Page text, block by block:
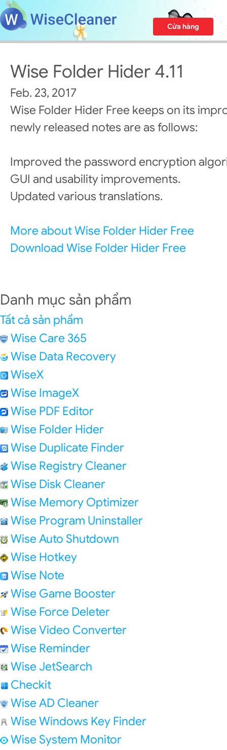
Cửa hàng
Wise Folder Hider 4.11
Feb. 23, 2017
Wise Folder Hider Free keeps on its
newly released notes are as follows:
Improved the password encryption
GUI and usability improvements.
Updated various translations.
More about Wise Folder Hider Free
Download Wise Folder Hider Free
Danh mục sản phẩm
Tất cả sản phẩm
Wise Care 365
Wise Data Recovery
WiseX
Wise ImageX
Wise PDF Editor
Wise Folder Hider
Wise Duplicate Finder
Wise Registry Cleaner
Wise Disk Cleaner
Wise Memory Optimizer
Wise Program Uninstaller
Wise Auto Shutdown
Wise Hotkey
Wise Note
Wise Game Booster
Wise Force Deleter
Wise Video Converter
Wise Reminder
Wise JetSearch
Checkit
Wise AD Cleaner
Wise Windows Key Finder
Wise System Monitor